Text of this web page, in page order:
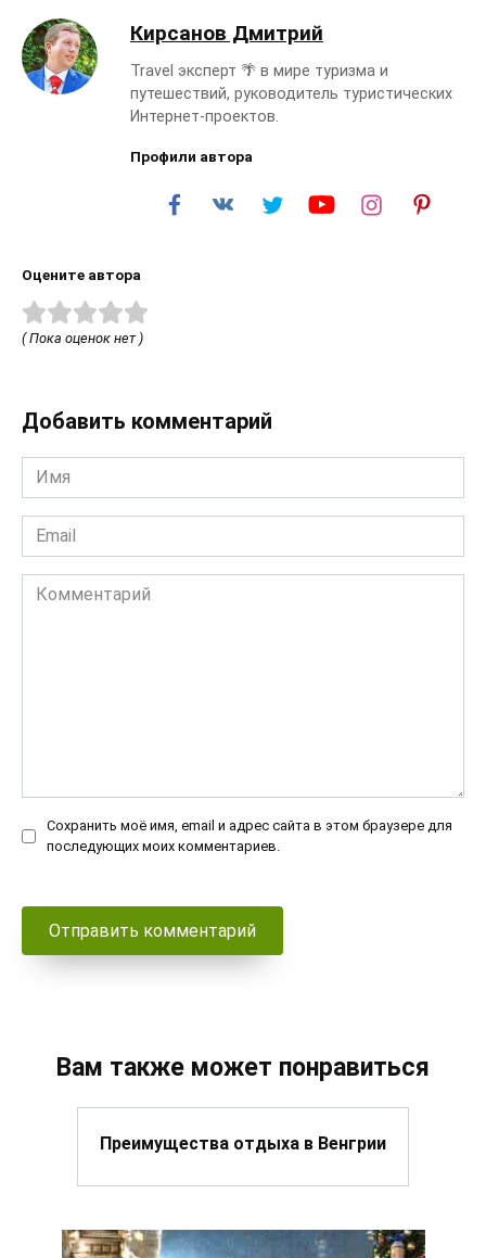
Кирсанов Дмитрий
Travel эксперт 🌴 в мире туризма и
путешествий, руководитель туристических
Интернет-проектов.
Профили автора
Оцените автора
( Пока оценок нет )
Добавить комментарий
Имя
*
Email
*
Комментарий
Сохранить моё имя, email и адрес сайта в этом браузере для
последующих моих комментариев.
Вам также может понравиться
Преимущества отдыха в Венгрии